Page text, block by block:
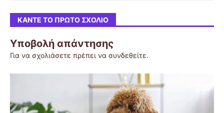
ΚΆΝΤΕ ΤΟ ΠΡΏΤΟ ΣΧΌΛΙΟ
Υποβολή απάντησης
Για να σχολιάσετε πρέπει να συνδεθείτε.